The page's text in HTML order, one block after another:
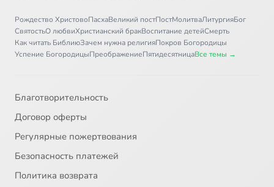
Рождество ХристовоПасхаВеликий постПостМолитваЛитургияБог
СвятостьО любвиХристианский бракВоспитание детейСмерть
Как читать БиблиюЗачем нужна религияПокров Богородицы
Успение БогородицыПреображениеПятидесятницаВсе темы →
Благотворительность
Договор оферты
Регулярные пожертвования
Безопасность платежей
Политика возврата